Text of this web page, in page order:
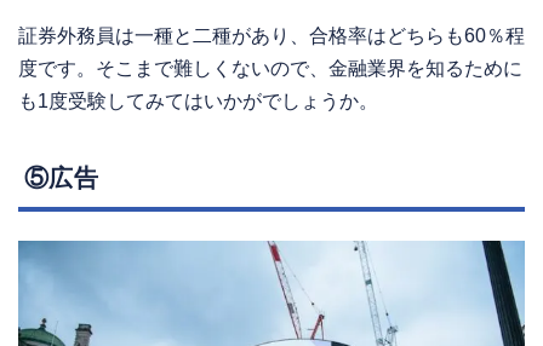
証券外務員は一種と二種があり、合格率はどちらも60％程
度です。そこまで難しくないので、金融業界を知るために
も1度受験してみてはいかがでしょうか。
⑤広告